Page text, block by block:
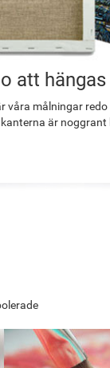
att
våra målningar
är